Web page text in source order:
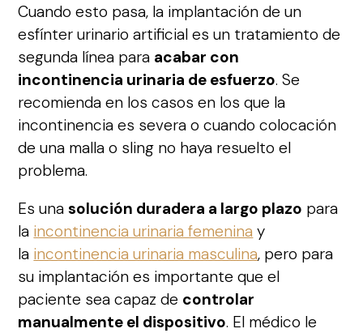
Cuando esto pasa, la implantación de un
esfínter urinario artificial es un tratamiento de
segunda línea para acabar con
incontinencia urinaria de esfuerzo. Se
recomienda en los casos en los que la
incontinencia es severa o cuando colocación
de una malla o sling no haya resuelto el
problema.
Es unasolución duradera a largo plazo para
la incontinencia urinaria femenina y
la incontinencia urinaria masculina, pero para
su implantación es importante que el
paciente sea capaz de controlar
manualmente el dispositivo. El médico le